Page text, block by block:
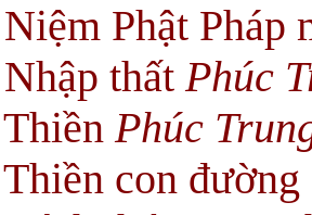
Phật Pháp
thấtPhúc
Phúc
con đường